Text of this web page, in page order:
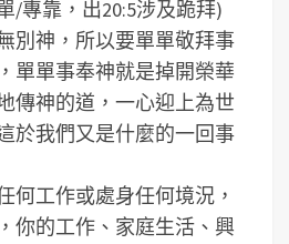
/專靠，出20:5涉及跪拜)
別神，所以要單單敬拜事
單單事奉神就是掉開榮華
傳神的道，一心迎上為世
於我們又是什麼的一回事
何工作或處身任何境況，
你的工作、家庭生活、興